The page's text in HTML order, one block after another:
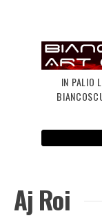
IN PALIO
Aj Roi